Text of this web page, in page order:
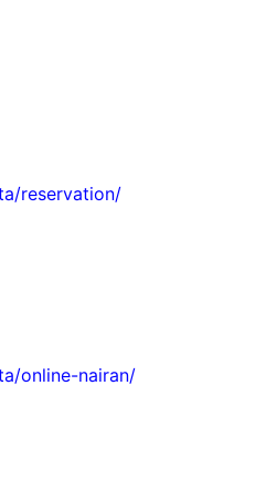
reservation/
online-nairan/